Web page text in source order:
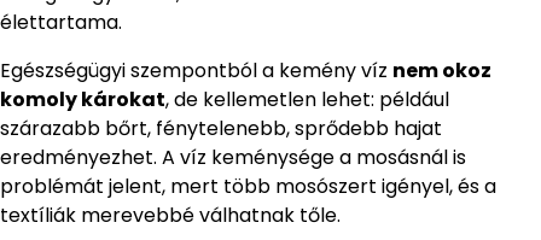
élettartama.
Egészségügyi szempontból a kemény víz nem okoz
komoly károkat, de kellemetlen lehet: például
szárazabb bőrt, fénytelenebb, sprődebb hajat
eredményezhet. A víz keménysége a mosásnál is
problémát jelent, mert több mosószert igényel, és a
textíliák merevebbé válhatnak tőle.